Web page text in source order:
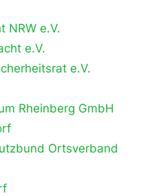
NRW e.V.
e.V.
e.V.
Rheinberg GmbH
Ortsverband